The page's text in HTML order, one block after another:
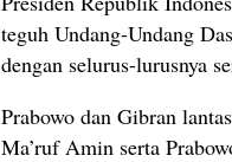
teguh Undang-Undang
dengan selurus-lurusnya
Prabowo dan Gibran
Ma’ruf Amin serta